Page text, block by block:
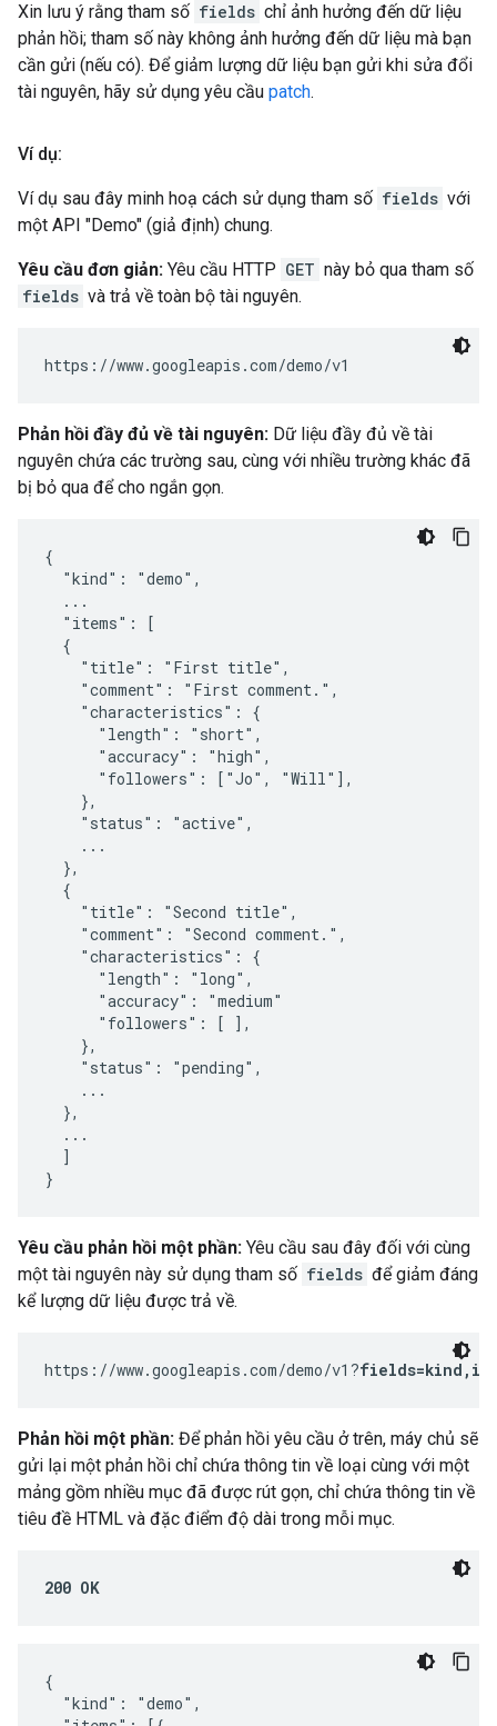
Xin lưu ý rằng tham số fields chỉ ảnh hưởng đến dữ liệu
phản hồi; tham số này không ảnh hưởng đến dữ liệu mà bạn
cần gửi (nếu có). Để giảm lượng dữ liệu bạn gửi khi sửa đổi
tài nguyên, hãy sử dụng yêu cầu patch.
Ví dụ:
Ví dụ sau đây minh hoạ cách sử dụng tham số fields với
một API "Demo" (giả định) chung.
Yêu cầu đơn giản: Yêu cầu HTTP GET này bỏ qua tham số
fields và trả về toàn bộ tài nguyên.
Phản hồi đầy đủ về tài nguyên: Dữ liệu đầy đủ về tài
nguyên chứa các trường sau, cùng với nhiều trường khác đã
bị bỏ qua để cho ngắn gọn.
{
  "kind": "demo",
  ...
  "items": [
  {
    "title": "First title",
    "comment": "First comment.",
    "characteristics": {
      "length": "short",
      "accuracy": "high",
      "followers": ["Jo", "Will"],
    },
    "status": "active",
    ...
  },
  {
    "title": "Second title",
    "comment": "Second comment.",
    "characteristics": {
      "length": "long",
      "accuracy": "medium"
      "followers": [ ],
    },
    "status": "pending",
    ...
  },
  ...
  ]
}
Yêu cầu phản hồi một phần: Yêu cầu sau đây đối với cùng
một tài nguyên này sử dụng tham số fields để giảm đáng
kể lượng dữ liệu được trả về.
https://www.googleapis.com/demo/v1?
Phản hồi một phần: Để phản hồi yêu cầu ở trên, máy chủ sẽ
gửi lại một phản hồi chỉ chứa thông tin về loại cùng với một
mảng gồm nhiều mục đã được rút gọn, chỉ chứa thông tin về
tiêu đề HTML và đặc điểm độ dài trong mỗi mục.
200 OK
{
  "kind": "demo",